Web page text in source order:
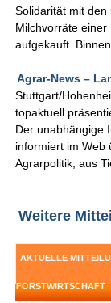
Solidarität mit
Milchvorräte einer
aufgekauft.
Agrar-News –
Stuttgart/
topaktuell
Der unabhängige
informiert im Web
Agrarpolitik, aus
Weitere
AKTUELLE
FORSTWIRTSCHAFT